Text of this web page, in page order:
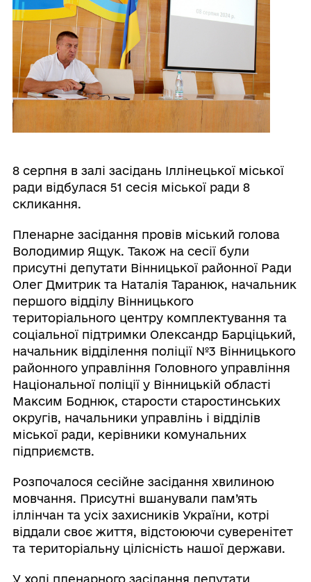
8 серпня в залі засідань Іллінецької міської
ради відбулася 51 сесія міської ради 8
скликання.
Пленарне засідання провів міський голова
Володимир Ящук. Також на сесії були
присутні депутати Вінницької районної Ради
Олег Дмитрик та Наталія Таранюк, начальник
першого відділу Вінницького
територіального центру комплектування та
соціальної підтримки Олександр Барціцький,
начальник відділення поліції №3 Вінницького
районного управління Головного управління
Національної поліції у Вінницькій області
Максим Боднюк, старости старостинських
округів, начальники управлінь і відділів
міської ради, керівники комунальних
підприємств.
Розпочалося сесійне засідання хвилиною
мовчання. Присутні вшанували пам’ять
іллінчан та усіх захисників України, котрі
віддали своє життя, відстоюючи суверенітет
та територіальну цілісність нашої держави.
У ході пленарного засідання депутати